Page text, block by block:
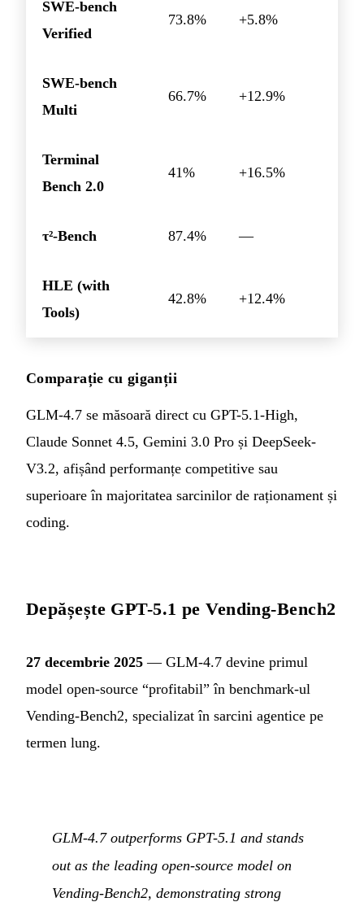
SWE-bench
Verified
73.8% +5.8%
SWE-bench
Multi
66.7% +12.9%
Terminal
Bench 2.0
41% +16.5%
τ²-Bench 87.4% —
HLE (with
Tools)
42.8% +12.4%
Comparație cu giganții
GLM-4.7 se măsoară direct cu GPT-5.1-High,
Claude Sonnet 4.5, Gemini 3.0 Pro și DeepSeek-
V3.2, afișând performanțe competitive sau
superioare în majoritatea sarcinilor de raționament și
coding.
Depășește GPT-5.1 pe Vending-Bench2
27 decembrie 2025 — GLM-4.7 devine primul
model open-source “profitabil” în benchmark-ul
Vending-Bench2, specializat în sarcini agentice pe
termen lung.
GLM-4.7 outperforms GPT-5.1 and stands
out as the leading open-source model on
Vending-Bench2, demonstrating strong